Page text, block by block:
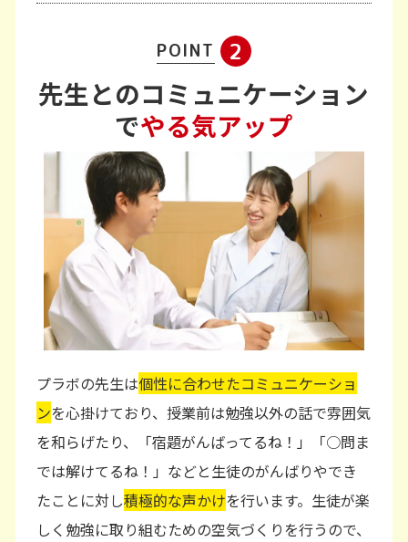
POINT 2
先生とのコミュニケーション
でやる気アップ
プラボの先生は個性に合わせたコミュニケーショ
ンを心掛けており、授業前は勉強以外の話で雰囲気
を和らげたり、「宿題がんばってるね！」「○問ま
では解けてるね！」などと生徒のがんばりやでき
たことに対し積極的な声かけを行います。生徒が楽
しく勉強に取り組むための空気づくりを行うので、